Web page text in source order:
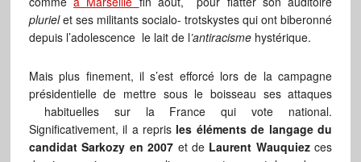
plurielet ses militants socialo- trotskystes qui ont biberonné
depuis l’adolescence le lait de l’antiracismehystérique.
Mais plus finement, il s’est efforcé lors de la campagne
présidentielle de mettre sous le boisseau ses attaques
habituelles sur la France qui vote national.
Significativement, il a repris les éléments de langage du
candidat Sarkozy en 2007 et deLaurent Wauquiezces